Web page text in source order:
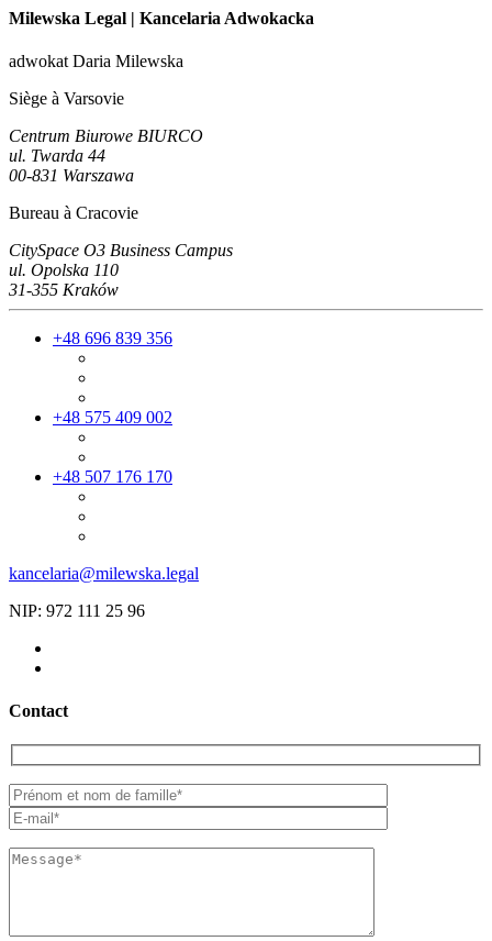
Milewska Legal | Kancelaria Adwokacka
adwokat Daria Milewska
Siège à Varsovie
Centrum Biurowe BIURCO
ul. Twarda 44
00-831 Warszawa
Bureau à Cracovie
CitySpace O3 Business Campus
ul. Opolska 110
31-355 Kraków
+48 696 839 356
+48 575 409 002
+48 507 176 170
kancelaria@milewska.legal
NIP: 972 111 25 96
Contact